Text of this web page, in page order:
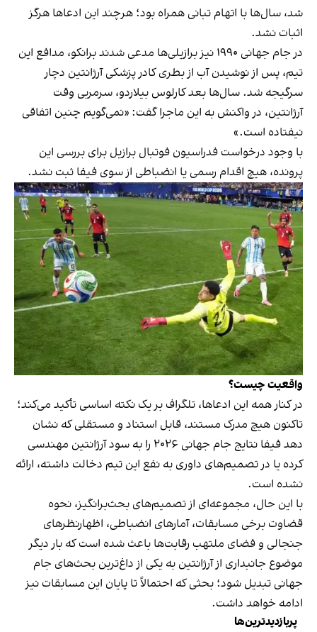
شد، سال‌ها با اتهام تبانی همراه بود؛ هرچند این ادعاها هرگز
اثبات نشد.
در جام جهانی ۱۹۹۰ نیز برازیلی‌ها مدعی شدند برانکو، مدافع این
تیم، پس از نوشیدن آب از بطری کادر پزشکی آرژانتین دچار
سرگیجه شد. سال‌ها بعد کارلوس بیلاردو، سرمربی وقت
آرژانتین، در واکنش به این ماجرا گفت: «نمی‌گویم چنین اتفاقی
نیفتاده است.»
با وجود درخواست فدراسیون فوتبال برازیل برای بررسی این
پرونده، هیچ اقدام رسمی یا انضباطی از سوی فیفا ثبت نشد.
واقعیت چیست؟
در کنار همه این ادعاها، تلگراف بر یک نکته اساسی تأکید می‌کند؛
تاکنون هیچ مدرک مستند، قابل استناد و مستقلی که نشان
دهد فیفا نتایج جام جهانی ۲۰۲۶ را به سود آرژانتین مهندسی
کرده یا در تصمیم‌های داوری به نفع این تیم دخالت داشته، ارائه
نشده است.
با این حال، مجموعه‌ای از تصمیم‌های بحث‌برانگیز، نحوه
قضاوت برخی مسابقات، آمارهای انضباطی، اظهارنظرهای
جنجالی و فضای ملتهب رقابت‌ها باعث شده است که بار دیگر
موضوع جانبداری از آرژانتین به یکی از داغ‌ترین بحث‌های جام
جهانی تبدیل شود؛ بحثی که احتمالاً تا پایان این مسابقات نیز
ادامه خواهد داشت.
پربازدیدترین‌ها